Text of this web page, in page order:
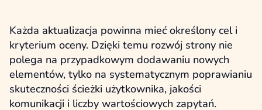
Każda aktualizacja powinna mieć określony cel i
kryterium oceny. Dzięki temu rozwój strony nie
polega na przypadkowym dodawaniu nowych
elementów, tylko na systematycznym poprawianiu
skuteczności ścieżki użytkownika, jakości
komunikacji i liczby wartościowych zapytań.